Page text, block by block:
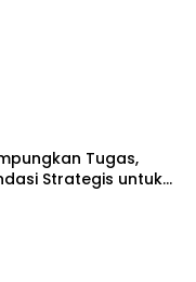
Tugas,
Strategis untuk
Daerah